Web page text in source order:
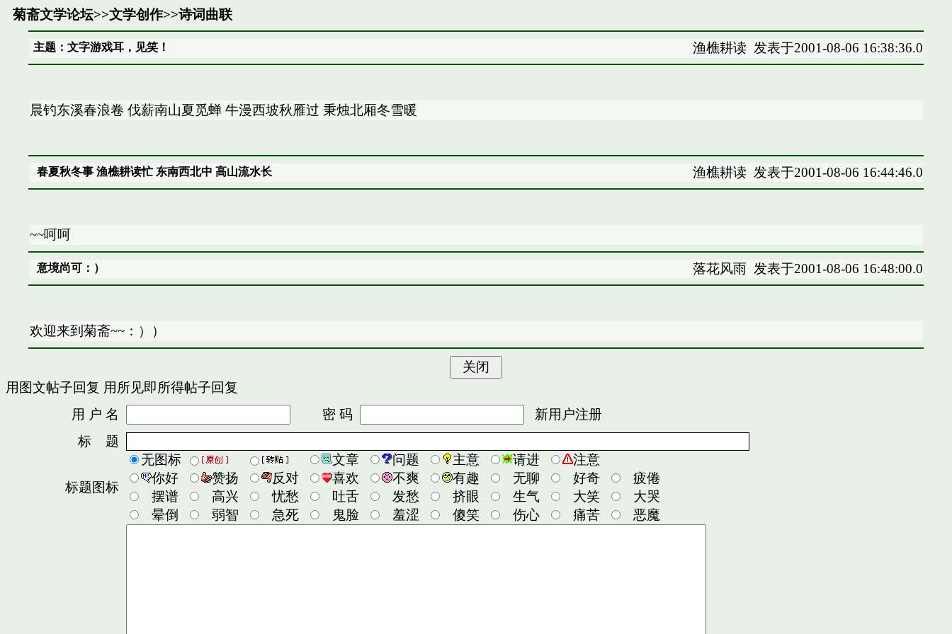
菊斋文学论坛>>文学创作>>诗词曲联
主题：文字游戏耳，见笑！ 渔樵耕读 发表于2001-08-06 16:38:36.0
晨钓东溪春浪卷 伐薪南山夏觅蝉 牛漫西坡秋雁过 秉烛北厢冬雪暖
春夏秋冬事 渔樵耕读忙 东南西北中 高山流水长 渔樵耕读 发表于2001-08-06 16:44:46.0
~~呵呵
意境尚可：） 落花风雨发表于2001-08-06 16:48:00.0
欢迎来到菊斋~~：））
用图文帖子回复 用所见即所得帖子回复
用 户 名
密 码
新用户注册
标 题
标题图标
无图标 文章 问题 主意 请进
注意
你好
赞扬 反对 喜欢 不爽 有趣 无聊 好奇
疲倦
摆谱
高兴 忧愁 吐舌 发愁 挤眼 生气 大笑
大哭
晕倒
弱智 急死 鬼脸 羞涩 傻笑 伤心 痛苦 恶魔